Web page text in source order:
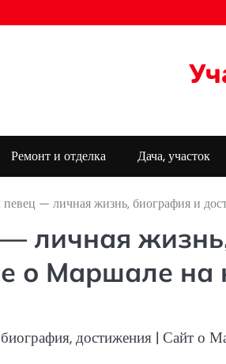
Ремонт и отделка Дача, участок
— личная жизнь, биография и
личная
о Маршале на